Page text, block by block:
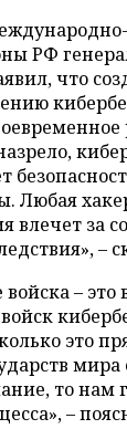
РФ
что
Любая
влечет за
–
– это
это
мира
то нам
–